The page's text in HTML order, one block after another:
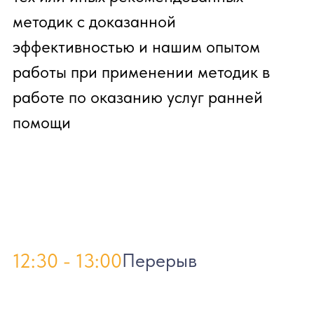
13:00 - 13:40 Доклад в записи
ДЕТИ С ЗАДЕРЖКОЙ РЕЧЕВОГО
РАЗВИТИЯ: КАК ОПРЕДЕЛИТЬ,
Специалисту, работающему с